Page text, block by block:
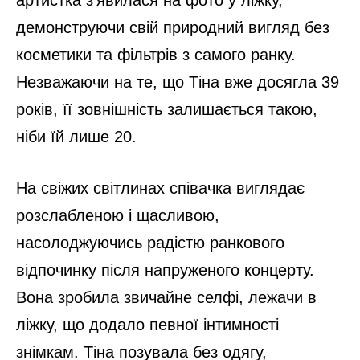
демонструючи свій природний вигляд без
косметики та фільтрів з самого ранку.
Незважаючи на те, що Тіна вже досягла 39
років, її зовнішність залишається такою,
ніби їй лише 20.
На свіжих світлинах співачка виглядає
розслабленою і щасливою,
насолоджуючись радістю ранкового
відпочинку після напруженого концерту.
Вона зробила звичайне селфі, лежачи в
ліжку, що додало певної інтимності
знімкам. Тіна позувала без одягу,